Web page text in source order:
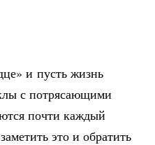
и пусть жизнь
с потрясающими
почти каждый
это и обратить